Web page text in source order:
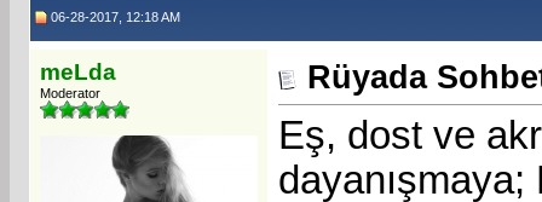
06-28-2017, 12:18 AM
meLda
Moderator Rüyada
Eş, dost ve